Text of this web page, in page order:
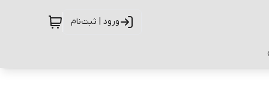
ورود | ثبت‌نام